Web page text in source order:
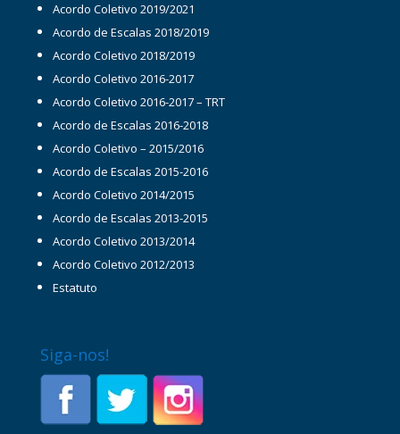
Acordo Coletivo 2019/2021
Acordo de Escalas 2018/2019
Acordo Coletivo 2018/2019
Acordo Coletivo 2016-2017
Acordo Coletivo 2016-2017 – TRT
Acordo de Escalas 2016-2018
Acordo Coletivo – 2015/2016
Acordo de Escalas 2015-2016
Acordo Coletivo 2014/2015
Acordo de Escalas 2013-2015
Acordo Coletivo 2013/2014
Acordo Coletivo 2012/2013
Estatuto
Siga-nos!